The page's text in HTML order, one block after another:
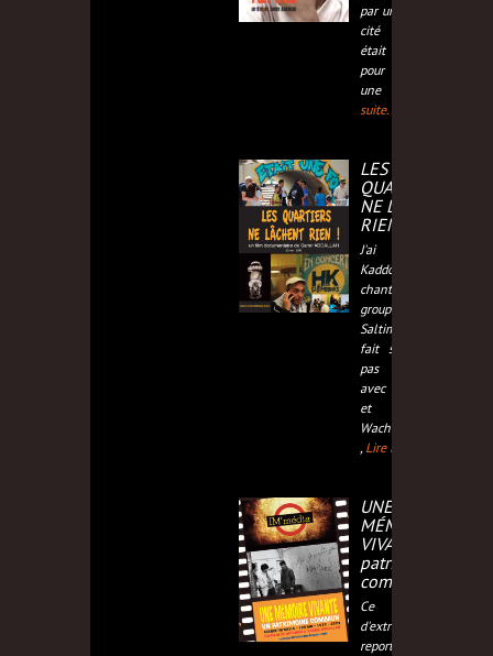
par un jeune de sa
cité alors qu'il
était intervenu
pour empêcher
une ba,
suite...
LES
QUARTIERS
NE LÂCHENT
RIEN !
J'ai accompagné
Kaddour Hadadi,
chanteur du
groupe HK & Les
Saltimbanks, qui a
fait ses premiers
pas à Roubaix,
avec Saïd Zarouri
et Sébastien
Wacheux, dans un
, Lire la suite...
UNE
MÉMOIRE
VIVANTE, un
patrimoine
commun
Ce montage
d'extraits de
reportages,